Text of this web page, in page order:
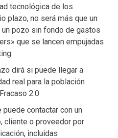
tecnológica de los
plazo, no será más que un
pozo sin fondo de gastos
que se lancen empujadas
dirá si puede llegar a
real para la población
2.0
puede contactar con un
cliente o proveedor por
incluidas